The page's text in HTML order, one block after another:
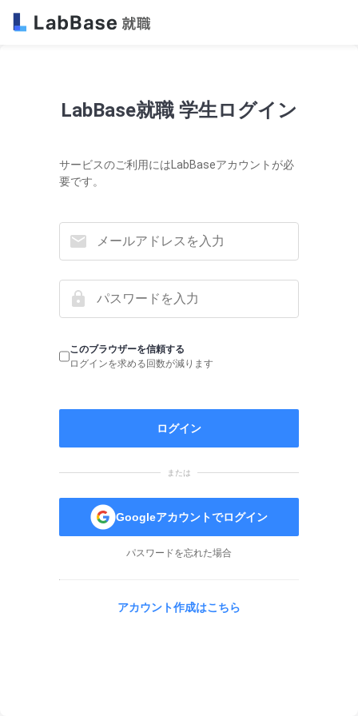
LabBase就職 学生ログイン
サービスのご利用にはLabBaseアカウントが必
要です。
このブラウザーを信頼する
ログインを求める回数が減ります
ログイン
または
Googleアカウントでログイン
パスワードを忘れた場合
アカウント作成はこちら